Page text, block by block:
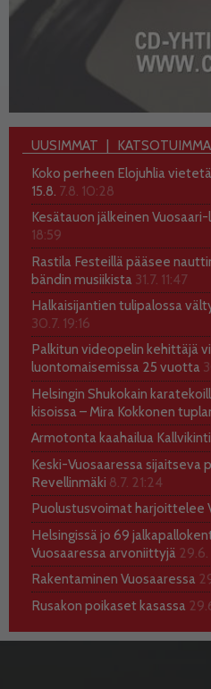
UUSIMMAT
Koko perheen Elojuhlia
15.8. 7.8. 10:28
Kesätauon jälkeinen
18:59
Rastila Festeillä pääsee
bändin musiikista 31.7. 11:47
Halkaisijantien tulipalossa
30.7. 19:16
Palkitun videopelin kehittäjä
luontomaisemissa 25 vuotta
Helsingin Shukokain
kisoissa – Mira Kokkonen
Armotonta kaahailua
Keski-Vuosaaressa sijaitseva
Revellinmäki 8.7. 21:24
Puolustusvoimat harjoittelee
Helsingissä jo 69
Vuosaaressa arvoniittyjä 29.6.
Rakentaminen Vuosaaressa
Rusakon poikaset kasassa